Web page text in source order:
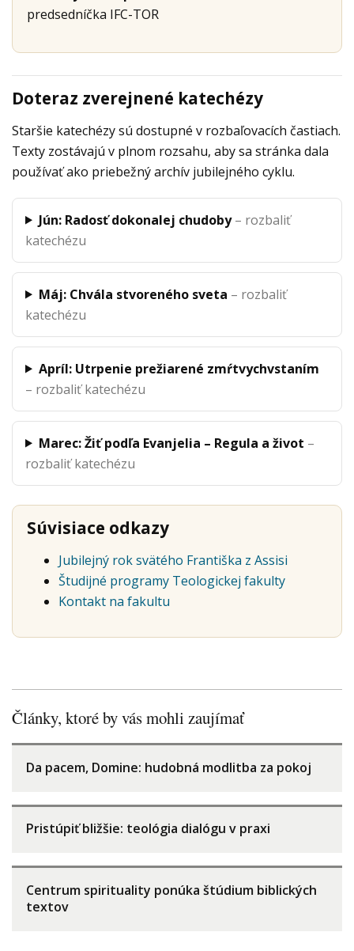
predsedníčka IFC-TOR
Doteraz zverejnené katechézy
Staršie katechézy sú dostupné v rozbaľovacích častiach.
Texty zostávajú v plnom rozsahu, aby sa stránka dala
používať ako priebežný archív jubilejného cyklu.
Jún: Radosť dokonalej chudoby – rozbaliť
katechézu
Máj: Chvála stvoreného sveta – rozbaliť
katechézu
Apríl: Utrpenie prežiarené zmŕtvychvstaním
– rozbaliť katechézu
Marec: Žiť podľa Evanjelia – Regula a život –
rozbaliť katechézu
Súvisiace odkazy
Jubilejný rok svätého Františka z Assisi
Študijné programy Teologickej fakulty
Kontakt na fakultu
Články, ktoré by vás mohli zaujímať
Da pacem, Domine: hudobná modlitba za pokoj
Pristúpiť bližšie: teológia dialógu v praxi
Centrum spirituality ponúka štúdium biblických
textov